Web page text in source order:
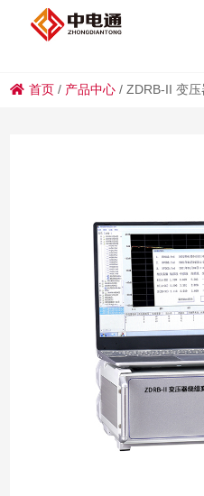
首页 / 产品中心 /ZDRB-II 变